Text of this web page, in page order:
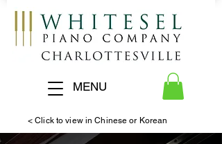
< Click to view in Chinese or Korean
MENU